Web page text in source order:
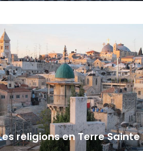
Musée d'Israël
de la Haganah
international Marie de Nazareth
d'art Islamique
d'art moderne
du peuple Juif
religions en Terre Sainte